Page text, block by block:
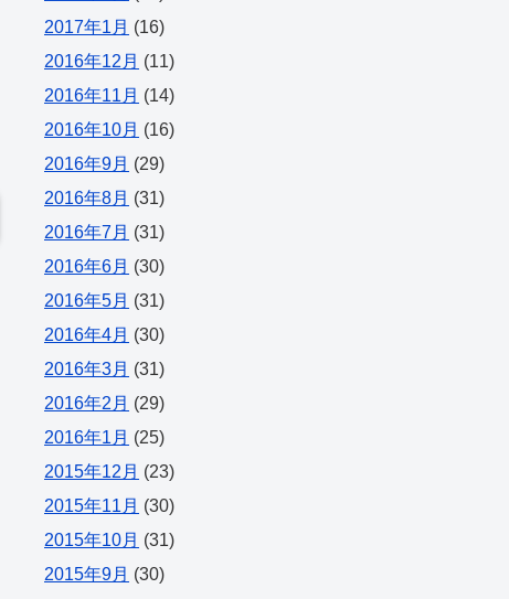
2017年1月 (16)
2016年12月 (11)
2016年11月 (14)
2016年10月 (16)
2016年9月 (29)
2016年8月 (31)
2016年7月 (31)
2016年6月 (30)
2016年5月 (31)
2016年4月 (30)
2016年3月 (31)
2016年2月 (29)
2016年1月 (25)
2015年12月 (23)
2015年11月 (30)
2015年10月 (31)
2015年9月 (30)